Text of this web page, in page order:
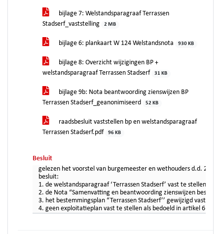
bijlage 7: Welstandsparagraaf Terrassen
Stadserf_vaststelling
2 MB
bijlage 6: plankaart W 124 Welstandsnota 930 KB
bijlage 8: Overzicht wijzigingen BP +
welstandsparagraaf Terrassen Stadserf
31 KB
bijlage 9b: Nota beantwoording zienswijzen BP
Terrassen Stadserf_geanonimiseerd
52 KB
raadsbesluit vaststellen bp en welstandsparagraaf
Terrassen Stadserf.pdf
96 KB
Besluit
gelezen het voorstel van burgemeester en wethouders d.d. 20
besluit:
1. de welstandsparagraaf ‘Terrassen Stadserf’ vast te stellen als
2. de Nota “Samenvatting en beantwoording zienswijzen
3. het bestemmingsplan “Terrassen Stadserf’’ gewijzigd vast
4. geen exploitatieplan vast te stellen als bedoeld in artikel 6.12